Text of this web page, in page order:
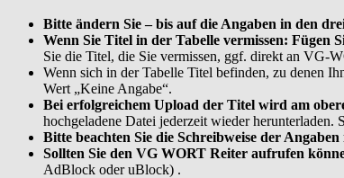
Bitte ändern Sie – bis auf die Angaben in den
Wenn Sie Titel in der Tabelle vermissen: Fügen
Sie die Titel, die Sie vermissen, ggf. direkt an VG-
Wenn sich in der Tabelle Titel befinden, zu denen
Wert „Keine Angabe“.
Bei erfolgreichem Upload der Titel wird am
hochgeladene Datei jederzeit wieder herunterladen.
Bitte beachten Sie die Schreibweise der
Sollten Sie den VG WORT Reiter aufrufen
AdBlock oder uBlock) .